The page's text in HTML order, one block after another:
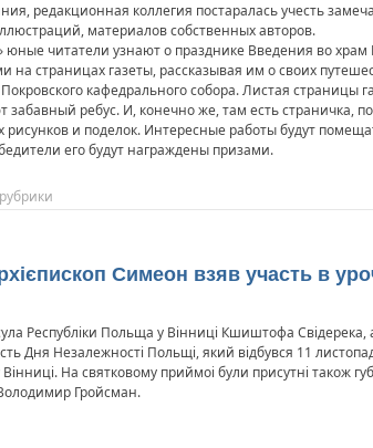
редакционная коллегия постаралась учесть
материалов собственных авторов.
юные читатели узнают о празднике Введения во
на страницах газеты, рассказывая им о своих
кафедрального собора. Листая страницы
забавный ребус. И, конечно же, там есть страничка,
рисунков и поделок. Интересные работы будут
его будут награждены призами.
Симеон взяв участь в
Республіки Польща у Вінниці Кшиштофа Свідерека,
Дня Незалежності Польщі, який відбувся 11
Вінниці. На святковому приймоі були присутні також
Гройсман.